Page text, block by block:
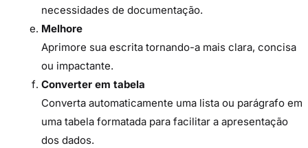
necessidades de documentação.
Melhore
Aprimore sua escrita tornando-a mais clara, concisa
ou impactante.
Converter em tabela
Converta automaticamente uma lista ou parágrafo em
uma tabela formatada para facilitar a apresentação
dos dados.